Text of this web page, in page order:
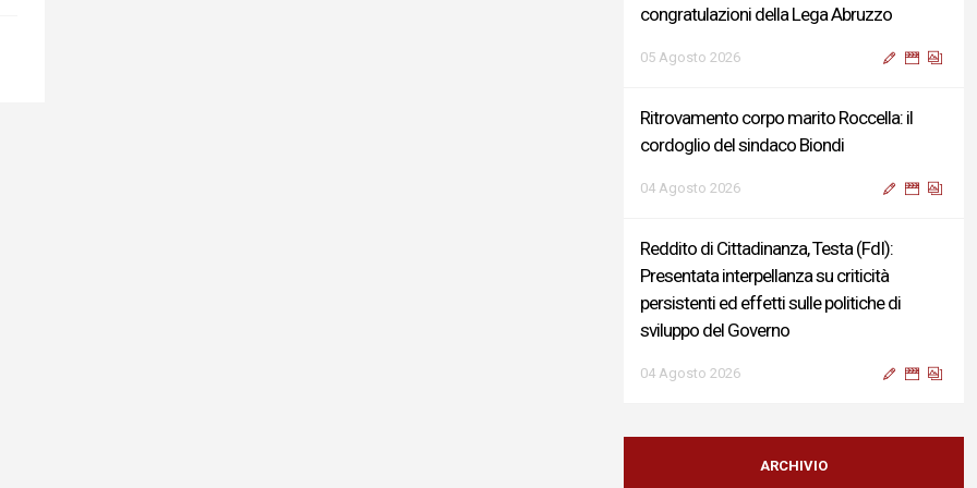
cordoglio del sindaco Biondi
Presentata interpellanza su criticità
sviluppo del Governo
cordoglio e vicinanza al Ministro Roccella e
ARCHIVIO